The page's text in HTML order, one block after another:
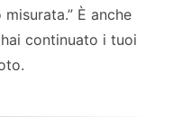
È anche
continuato i tuoi